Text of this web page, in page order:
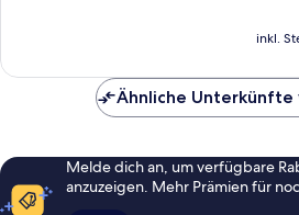
inkl.
Ähnliche Unterkünfte
Melde dich an, um verfügbare
anzuzeigen. Mehr Prämien für